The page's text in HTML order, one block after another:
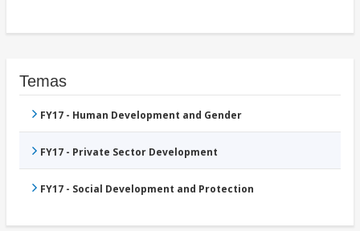
Temas
FY17 - Human Development and Gender
FY17 - Private Sector Development
FY17 - Social Development and Protection